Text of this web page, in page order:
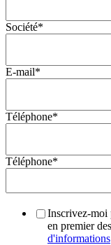
Société*
E-mail*
Téléphone*
Téléphone*
Inscrivez-moi
en premier
d'informations